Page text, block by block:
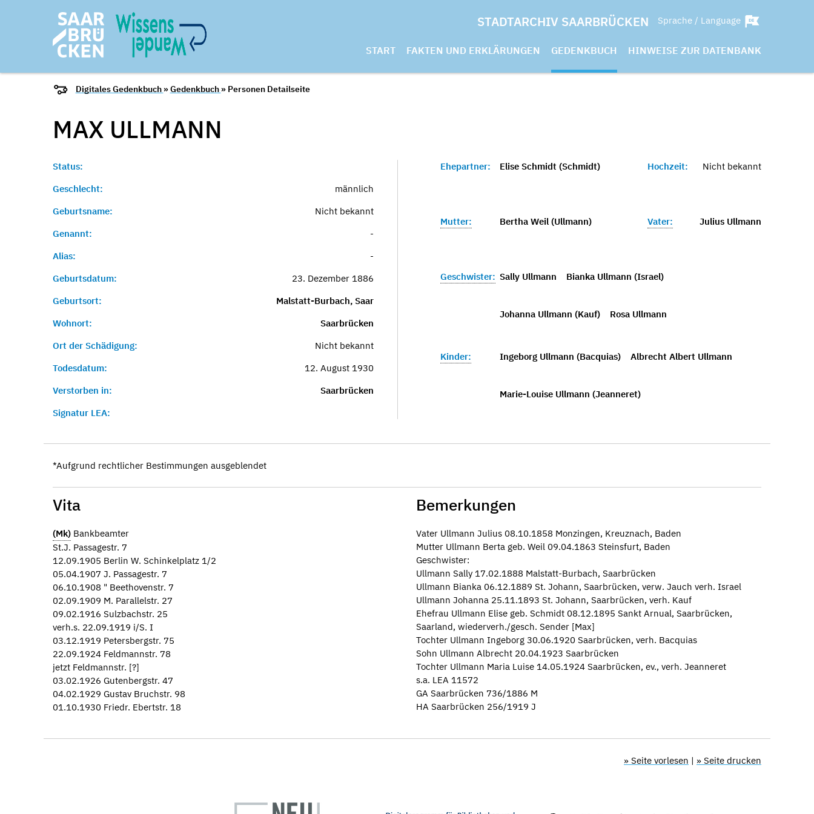
STADTARCHIV SAARBRÜCKEN Sprache / Language
START FAKTEN UND ERKLÄRUNGEN GEDENKBUCH HINWEISE ZUR DATENBANK
Digitales Gedenkbuch »Gedenkbuch » Personen Detailseite
MAX ULLMANN
Status:
Geschlecht:
männlich
Geburtsname:
Nicht bekannt
Genannt:
-
Alias:
-
Geburtsdatum:
23. Dezember 1886
Geburtsort:
Malstatt-Burbach, Saar
Wohnort:
Saarbrücken
Ort der Schädigung:
Nicht bekannt
Todesdatum:
12. August 1930
Verstorben in:
Saarbrücken
Signatur LEA:
Ehepartner: Elise Schmidt (Schmidt) Hochzeit: Nicht bekannt
Mutter: Bertha Weil (Ullmann) Vater: Julius Ullmann
Geschwister: Sally Ullmann Bianka Ullmann (Israel)
Johanna Ullmann (Kauf) Rosa Ullmann
Kinder: Ingeborg Ullmann (Bacquias) Albrecht Albert Ullmann
Marie-Louise Ullmann (Jeanneret)
*Aufgrund rechtlicher Bestimmungen ausgeblendet
Vita
(Mk) Bankbeamter
St.J. Passagestr. 7
12.09.1905 Berlin W. Schinkelplatz 1/2
05.04.1907 J. Passagestr. 7
06.10.1908 " Beethovenstr. 7
02.09.1909 M. Parallelstr. 27
09.02.1916 Sulzbachstr. 25
verh.s. 22.09.1919 i/S. I
03.12.1919 Petersbergstr. 75
22.09.1924 Feldmannstr. 78
jetzt Feldmannstr. [?]
03.02.1926 Gutenbergstr. 47
04.02.1929 Gustav Bruchstr. 98
01.10.1930 Friedr. Ebertstr. 18
Bemerkungen
Vater Ullmann Julius 08.10.1858 Monzingen, Kreuznach, Baden
Mutter Ullmann Berta geb. Weil 09.04.1863 Steinsfurt, Baden
Geschwister:
Ullmann Sally 17.02.1888 Malstatt-Burbach, Saarbrücken
Ullmann Bianka 06.12.1889 St. Johann, Saarbrücken, verw. Jauch verh. Israel
Ullmann Johanna 25.11.1893 St. Johann, Saarbrücken, verh. Kauf
Ehefrau Ullmann Elise geb. Schmidt 08.12.1895 Sankt Arnual, Saarbrücken,
Saarland, wiederverh./gesch. Sender [Max]
Tochter Ullmann Ingeborg 30.06.1920 Saarbrücken, verh. Bacquias
Sohn Ullmann Albrecht 20.04.1923 Saarbrücken
Tochter Ullmann Maria Luise 14.05.1924 Saarbrücken, ev., verh. Jeanneret
s.a. LEA 11572
GA Saarbrücken 736/1886 M
HA Saarbrücken 256/1919 J
» Seite vorlesen | » Seite drucken